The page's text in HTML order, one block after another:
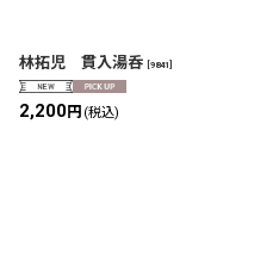
林拓児 貫入湯呑 [9841]
2,200円 (税込)